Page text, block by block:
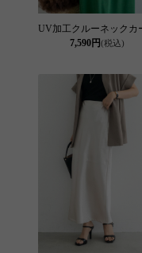
UV加工クルーネックカ
7,590円(税込)